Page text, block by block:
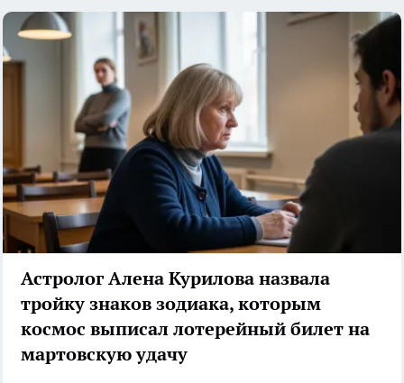
Астролог Алена Курилова назвала
тройку знаков зодиака, которым
космос выписал лотерейный билет на
мартовскую удачу